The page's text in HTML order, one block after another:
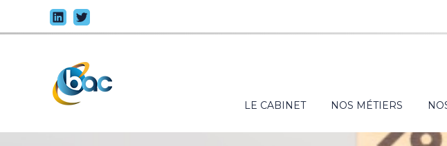
au
Principal
LE CABINET NOS MÉTIERS